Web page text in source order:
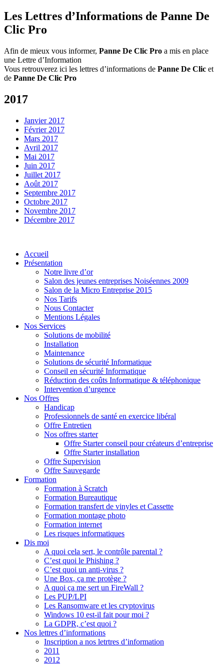
Les Lettres d’Informations de Panne De
Clic Pro
Afin de mieux vous informer, Panne De Clic Pro a mis en place
une Lettre d’Information
Vous retrouverez ici les lettres d’informations de Panne De Clic et
de Panne De Clic Pro
2017
Janvier 2017
Février 2017
Mars 2017
Avril 2017
Mai 2017
Juin 2017
Juillet 2017
Août 2017
Septembre 2017
Octobre 2017
Novembre 2017
Décembre 2017
Accueil
Présentation
Notre livre d’or
Salon des jeunes entreprises Noiséennes 2009
Salon de la Micro Entreprise 2015
Nos Tarifs
Nous Contacter
Mentions Légales
Nos Services
Solutions de mobilité
Installation
Maintenance
Solutions de sécurité Informatique
Conseil en sécurité Informatique
Réduction des coûts Informatique & téléphonique
Intervention d’urgence
Nos Offres
Handicap
Professionnels de santé en exercice libéral
Offre Entretien
Nos offres starter
Offre Starter conseil pour créateurs d’entreprise
Offre Starter installation
Offre Supervision
Offre Sauvegarde
Formation
Formation à Scratch
Formation Bureautique
Formation transfert de vinyles et Cassette
Formation montage photo
Formation internet
Les risques informatiques
Dis moi
A quoi cela sert, le contrôle parental ?
C’est quoi le Phishing ?
C’est quoi un anti-virus ?
Une Box, ça me protège ?
A quoi ça me sert un FireWall ?
Les PUP/LPI
Les Ransomware et les cryptovirus
Windows 10 est-il fait pour moi ?
La GDPR, c’est quoi ?
Nos lettres d’informations
Inscription a nos letrtres d’information
2011
2012